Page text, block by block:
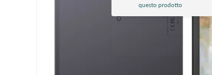
questo prodotto
Questo prodotto si esaurisce